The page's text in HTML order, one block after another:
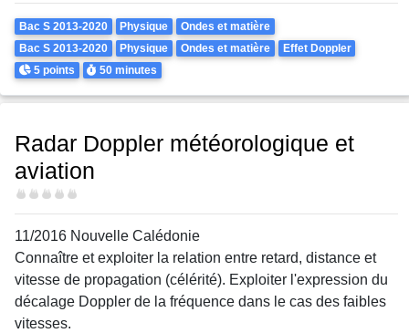
Theme
Bac S 2013-2020 Physique
Ondes et matière
Bac S 2013-2020
Physique Ondes et matière Effet Doppler
Points
5 points Durée
50 minutes
Radar Doppler météorologique et
aviation
Difficulté
11/2016 Nouvelle Calédonie
Connaître et exploiter la relation entre retard, distance et
vitesse de propagation (célérité). Exploiter l'expression du
décalage Doppler de la fréquence dans le cas des faibles
vitesses.